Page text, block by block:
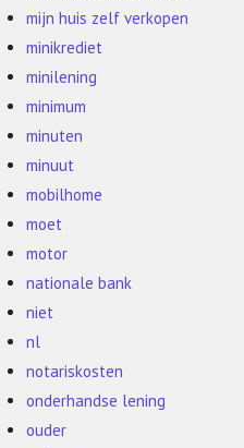
mijn huis zelf verkopen
minikrediet
minilening
minimum
minuten
minuut
mobilhome
moet
motor
nationale bank
niet
nl
notariskosten
onderhandse lening
ouder